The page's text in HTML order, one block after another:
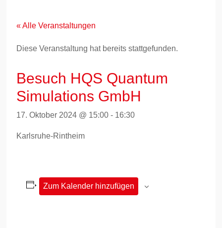
springen« Alle Veranstaltungen
Diese Veranstaltung hat bereits stattgefunden.
Besuch HQS Quantum
Simulations GmbH
17. Oktober 2024 @ 15:00 - 16:30
Karlsruhe-Rintheim
Zum Kalender hinzufügen